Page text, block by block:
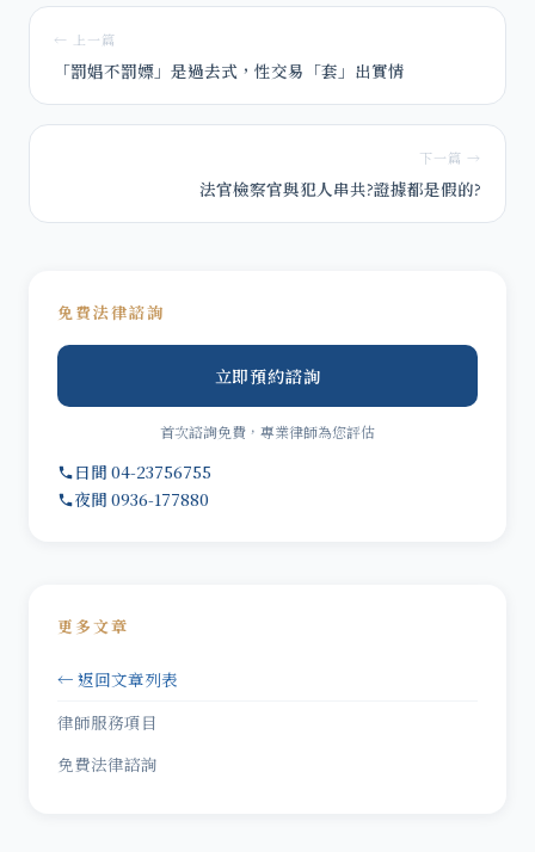
← 上一篇
「罰娼不罰嫖」是過去式，性交易「套」出實情
下一篇 →
法官檢察官與犯人串共?證據都是假的?
免費法律諮詢
立即預約諮詢
首次諮詢免費，專業律師為您評估
日間 04-23756755
夜間 0936-177880
更多文章
← 返回文章列表
律師服務項目
免費法律諮詢